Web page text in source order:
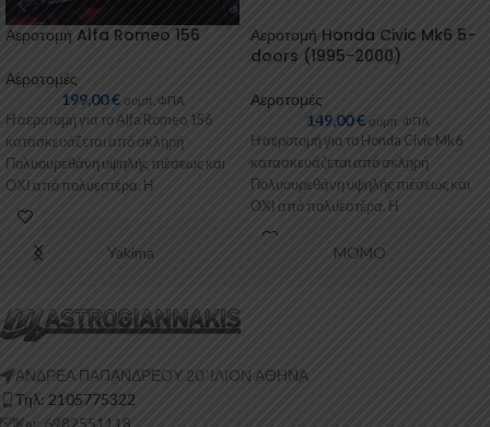
Αεροτομή Alfa Romeo 156
Αεροτομές
199,00€ συμπ. ΦΠΑ
Η αεροτομή για το Alfa Romeo 156
κατασκευάζεται από σκληρή
Πολυουρεθάνη υψηλής πιέσεως και
ΟΧΙ από πολυεστέρα. Η
Πολυουρεθάνη είναι
Αεροτομή Honda Civic Mk6 5-
doors (1995-2000)
Αεροτομές
149,00€ συμπ. ΦΠΑ
Η αεροτομή για το Honda Civic Mk6
κατασκευάζεται από σκληρή
Πολυουρεθάνη υψηλής πιέσεως και
ΟΧΙ από πολυεστέρα. Η
Πολυουρεθάνη είναι
Yakima MOMO
ΑΝΔΡΕΑ ΠΑΠΑΝΔΡΕΟΥ 20 ‘ΙΛΙΟΝ ΑΘΗΝΑ
Τηλ: 2105775322